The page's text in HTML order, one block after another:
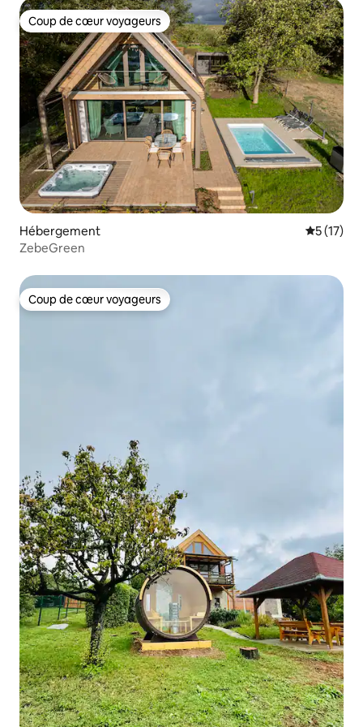
Coup de cœur voyageurs
Coup de cœur voyageurs
Hébergement
5 (17)
ZebeGreen
Coup de cœur voyageurs
Coup de cœur voyageurs